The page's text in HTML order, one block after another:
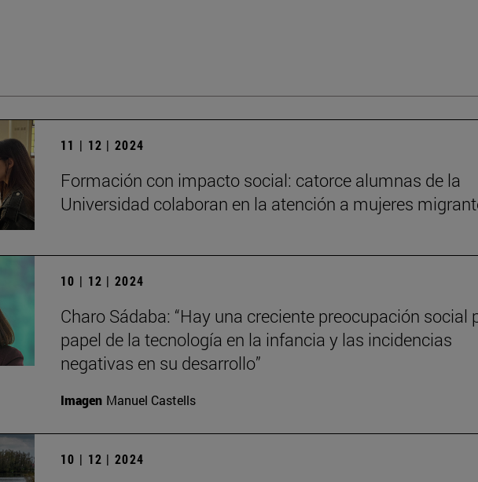
11 | 12 | 2024
Formación con impacto social: catorce alumnas de la
Universidad colaboran en la atención a mujeres
10 | 12 | 2024
Charo Sádaba: “Hay una creciente preocupación social
papel de la tecnología en la infancia y las incidencias
negativas en su desarrollo”
Imagen Manuel Castells
10 | 12 | 2024